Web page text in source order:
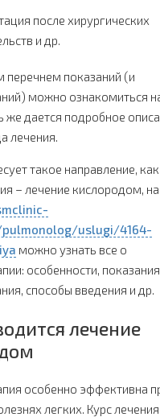
после хирургических
и др.
перечнем показаний (и
можно ознакомиться
же дается подробное
лечения.
такое направление, как
– лечение кислородом,
uslugi/4164-
можно узнать все о
особенности,
способы введения и др.
лечение
особенно эффективна
легких. Курс